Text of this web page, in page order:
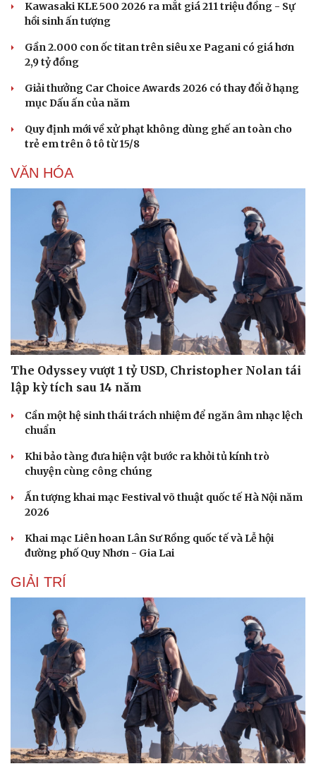
Tư vấn
Săn Tour
Đọc truyện đêm khuya
Kể chuyện cho bé
Hạt giống tâm hồn
Kawasaki KLE 500 2026 ra mắt giá 211 triệu đồng - Sự
hồi sinh ấn tượng
Gần 2.000 con ốc titan trên siêu xe Pagani có giá hơn
2,9 tỷ đồng
Giải thưởng Car Choice Awards 2026 có thay đổi ở hạng
mục Dấu ấn của năm
Quy định mới về xử phạt không dùng ghế an toàn cho
trẻ em trên ô tô từ 15/8
VĂN HÓA
The Odyssey vượt 1 tỷ USD, Christopher Nolan tái
lập kỳ tích sau 14 năm
Cần một hệ sinh thái trách nhiệm để ngăn âm nhạc lệch
chuẩn
Khi bảo tàng đưa hiện vật bước ra khỏi tủ kính trò
chuyện cùng công chúng
Ấn tượng khai mạc Festival võ thuật quốc tế Hà Nội năm
2026
Khai mạc Liên hoan Lân Sư Rồng quốc tế và Lễ hội
đường phố Quy Nhơn - Gia Lai
GIẢI TRÍ